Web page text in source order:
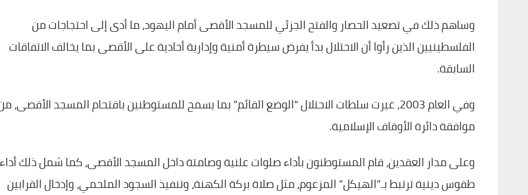
وساهم ذلك في تصعيد الحصار والفتح الجزئي للمسجد الأقصى أمام اليهود، ما أدى إلى احتجاجات من
الفلسطينيين الذين رأوا أن الاحتلال بدأ يفرض سيطرة أمنية وإدارية أحادية على الأقصى بما يخالف الاتفاقات
السابقة.
وفي العام 2003، غيرت سلطات الاحتلال “الوضع القائم” بما يسمح للمستوطنين باقتحام المسجد الأقصى،
موافقة دائرة الأوقاف الإسلامية.
وعلى مدار العقدين، قام المستوطنون بأداء صلوات علنية وصامتة داخل المسجد الأقصى، كما شمل ذلك أداء
طقوس دينية ترتبط بـ”الهيكل” المزعوم، مثل صلاة بركة الكهنة، وتنفيذ السجود الملحمي، وإدخال القرابين